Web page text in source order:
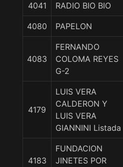
4041 RADIO BIO BIO
4080 PAPELON
4083
FERNANDO
COLOMA REYES
G-2
4179
LUIS VERA
CALDERON Y
LUIS VERA
GIANNINI Listada
4183
FUNDACION
JINETES POR